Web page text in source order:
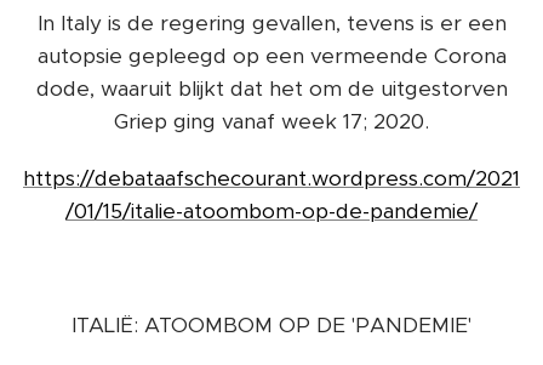
In Italy is de regering gevallen, tevens is er een
autopsie gepleegd op een vermeende Corona
dode, waaruit blijkt dat het om de uitgestorven
Griep ging vanaf week 17; 2020.
https://debataafschecourant.wordpress.com/2021
/01/15/italie-atoombom-op-de-pandemie/
ITALIË: ATOOMBOM OP DE 'PANDEMIE'